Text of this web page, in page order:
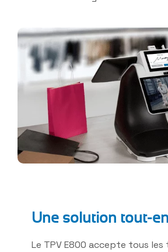
Une solution tout-
Le TPV E800 accepte tous les